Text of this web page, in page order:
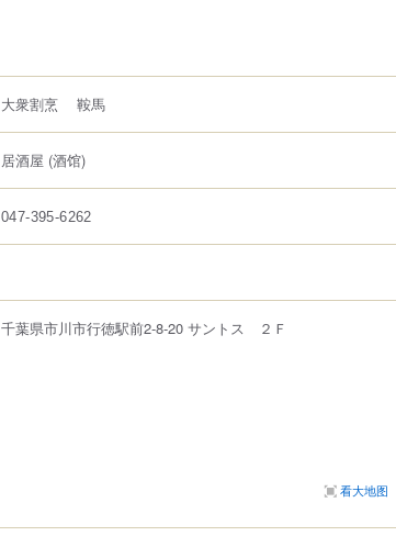
大衆割烹 鞍馬
居酒屋 (酒馆)
047-395-6262
千葉県市川市行徳駅前2-8-20 サントス ２Ｆ
看大地图